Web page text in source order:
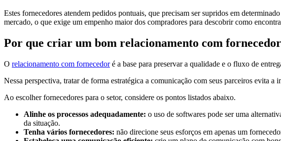
Estes fornecedores atendem pedidos pontuais, que precisam ser supridos em
mercado, o que exige um empenho maior dos compradores para descobrir como
Por que criar um bom relacionamento com
O relacionamento com fornecedoré a base para preservar a qualidade e o fluxo de
Nessa perspectiva, tratar de forma estratégica a comunicação com seus parceiros evita
Ao escolher fornecedores para o setor, considere os pontos listados abaixo.
Alinhe os processos adequadamente: o uso de softwares pode ser uma
da situação.
Tenha vários fornecedores: não direcione seus esforços em apenas um